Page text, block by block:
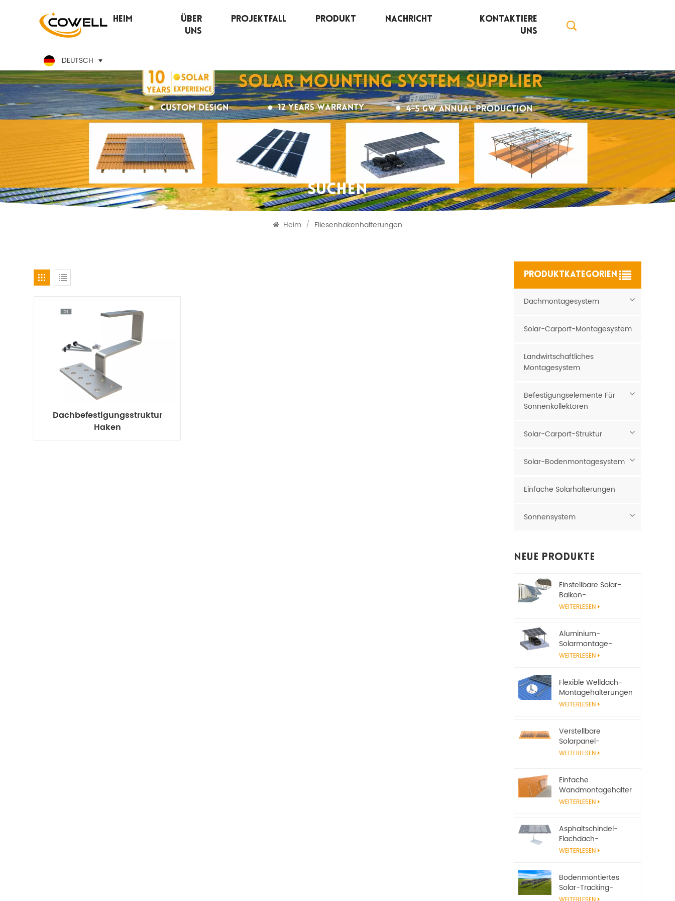
Heim
Über
Uns
Projektfall Produkt Nachricht
Kontaktiere
Uns
DEUTSCH
SUCHEN
Heim / Fliesenhakenhalterungen
Dachbefestigungsstruktur
Haken
PRODUKTKATEGORIEN
Dachmontagesystem
Solar-Carport-Montagesystem
Landwirtschaftliches
Montagesystem
Befestigungselemente Für
Sonnenkollektoren
Solar-Carport-Struktur
Solar-Bodenmontagesystem
Einfache Solarhalterungen
Sonnensystem
Neue Produkte
Einstellbare Solar-
Balkon-
Montagehalterung
WEITERLESEN
Aluminium-
Solarmontage-
Carport-System
WEITERLESEN
Flexible Welldach-
Montagehalterungen
für Solarmodule
WEITERLESEN
Verstellbare
Solarpanel-
Neigungshalterungen
Solarsysteme
WEITERLESEN
Einfache
Wandmontagehalterungen
aus Aluminium für
WEITERLESEN
Asphaltschindel-
Flachdach-
Solarpanel-
WEITERLESEN
Bodenmontiertes
Solar-Tracking-
System, verstellbarer